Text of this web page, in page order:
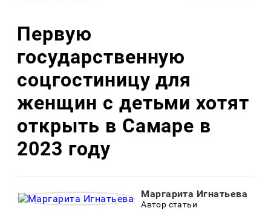
Первую
государственную
соцгостиницу для
женщин с детьми хотят
открыть в Самаре в
2023 году
Маргарита Игнатьева
Автор статьи